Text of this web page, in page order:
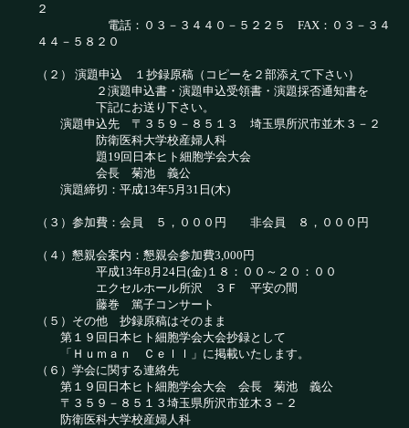
２
電話：０３－３４４０－５２２５ FAX：０３－３４
４４－５８２０
（２） 演題申込 １抄録原稿（コピーを２部添えて下さい）
２演題申込書・演題申込受領書・演題採否通知書を
下記にお送り下さい。
演題申込先 〒３５９－８５１３ 埼玉県所沢市並木３－２
防衛医科大学校産婦人科
題19回日本ヒト細胞学会大会
会長 菊池 義公
演題締切：平成13年5月31日(木)
（３）参加費：会員 ５，０００円 非会員 ８，０００円
（４）懇親会案内：懇親会参加費3,000円
平成13年8月24日(金)１８：００～２０：００
エクセルホール所沢 ３Ｆ 平安の間
藤巻 篤子コンサート
（５）その他 抄録原稿はそのまま
第１９回日本ヒト細胞学会大会抄録として
「Ｈｕｍａｎ Ｃｅｌｌ」に掲載いたします。
（６）学会に関する連絡先
第１９回日本ヒト細胞学会大会 会長 菊池 義公
〒３５９－８５１３埼玉県所沢市並木３－２
防衛医科大学校産婦人科